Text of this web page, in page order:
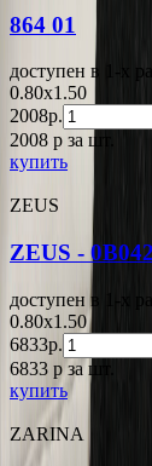
864 01
доступен в 1-x
0.80x1.50
2008р.
2008 p за шт.
купить
ZEUS
ZEUS -
доступен в 1-x
0.80x1.50
6833р.
6833 pза шт.
купить
ZARINA